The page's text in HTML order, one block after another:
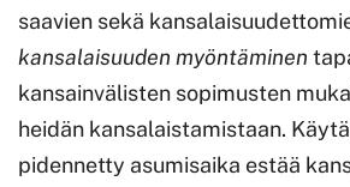
saavien sekä
kansalaisuuden myöntäminen
kansainvälisten sopimusten
heidän kansalaistamistaan.
pidennetty asumisaika estää